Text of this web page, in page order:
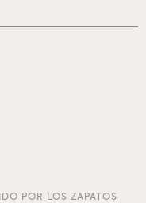
POR LOS ZAPATOS